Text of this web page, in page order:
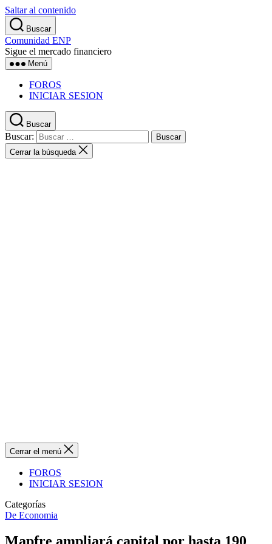
Saltar al contenido
Buscar
Comunidad ENP
Sigue el mercado financiero
Menú
FOROS
INICIAR SESION
Buscar
Buscar:
Cerrar la búsqueda
Cerrar el menú
FOROS
INICIAR SESION
Categorías
De Economia